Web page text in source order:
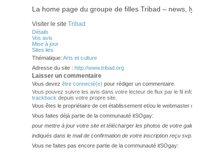
La home page du groupe de filles Tribad – news, lyrics, clips
Visiter le site Tribad
Détails
Vos avis
Mise à jour
Sites liés
Thématique: Arts et culture
Adresse du site : http://www.tribad.org
Laisser un commentaire
Vous devez être connecté(e) pour rédiger un commentaire.
Vous pouvez suivre les avis dans votre lecteur de flux par le fil info
trackback depuis votre propre site.
Vous êtes le propriétaire de cet établissement et/ou le webmaster de ce site?
Vous faites déjà partie de la communauté itSOgay:
pour mettre à jour votre site et télécharger les photos de votre galerie,
indiqués dans le mail de confirmation de votre inscription reçu svp.
Vous ne faites pas encore partie de la communauté itSOgay: